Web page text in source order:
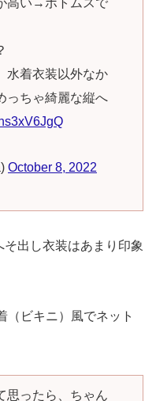
水着衣装以外なか
っちゃ綺麗な縦へ
October 8, 2022
出し衣装はあまり印象
（ビキニ）風でネット
思ったら、ちゃん